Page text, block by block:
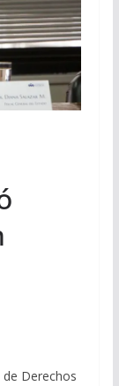
Derechos